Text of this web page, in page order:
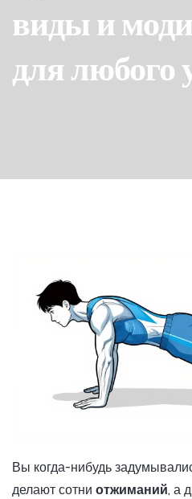
виды и
для любого
Вы когда-нибудь
делают сотни отжиманий, а